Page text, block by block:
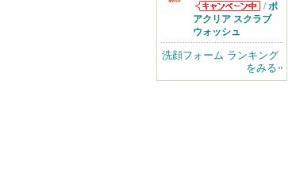
ONE BY KOSE
からのお知らせ
があります
/ ポ
アクリア スクラブ
ウォッシュ
洗顔フォーム ランキング
をみる